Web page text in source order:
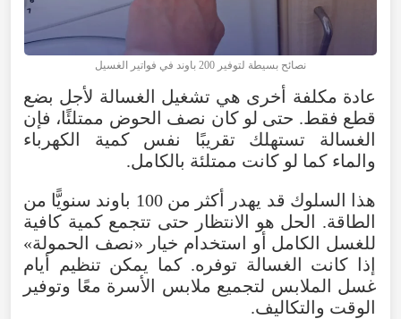
نصائح بسيطة لتوفير 200 باوند في فواتير الغسيل
عادة مكلفة أخرى هي تشغيل الغسالة لأجل بضع
قطع فقط. حتى لو كان نصف الحوض ممتلئًا، فإن
الغسالة تستهلك تقريبًا نفس كمية الكهرباء
والماء كما لو كانت ممتلئة بالكامل.
هذا السلوك قد يهدر أكثر من 100 باوند سنويًّا من
الطاقة. الحل هو الانتظار حتى تتجمع كمية كافية
للغسل الكامل أو استخدام خيار «نصف الحمولة»
إذا كانت الغسالة توفره. كما يمكن تنظيم أيام
غسل الملابس لتجميع ملابس الأسرة معًا وتوفير
الوقت والتكاليف.